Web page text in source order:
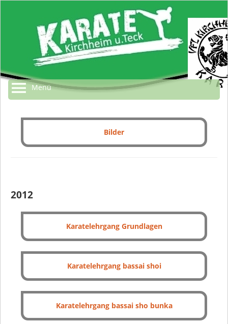
Menü
Bilder
2012
Karatelehrgang Grundlagen
Karatelehrgang bassai shoi
Karatelehrgang bassai sho bunka